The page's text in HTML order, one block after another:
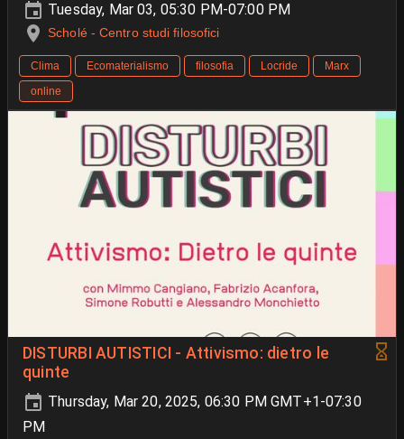
Tuesday, Mar 03, 05:30 PM-07:00 PM
Scholé - Centro studi filosofici
Clima Ecomaterialismo filosofia Locride
Marx
online
DISTURBI AUTISTICI - Attivismo: dietro le
quinte
Thursday, Mar 20, 2025, 06:30 PM GMT+1-07:30
PM